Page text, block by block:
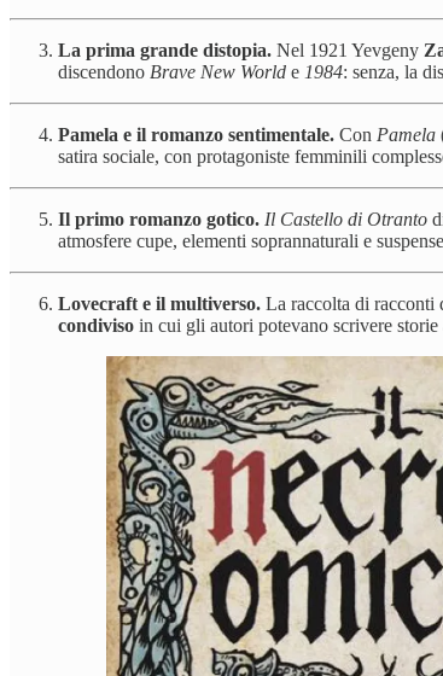
La prima grande distopia. Nel 1921 Yevgeny
discendono Brave New World e 1984: senza, la
Pamela e il romanzo sentimentale. Con Pamela
satira sociale, con protagoniste femminili
Il primo romanzo gotico. Il Castello di Otranto
atmosfere cupe, elementi soprannaturali e
Lovecraft e il multiverso. La raccolta di racconti
condiviso in cui gli autori potevano scrivere